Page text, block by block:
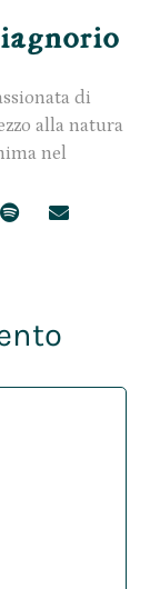
di
alla natura
nel